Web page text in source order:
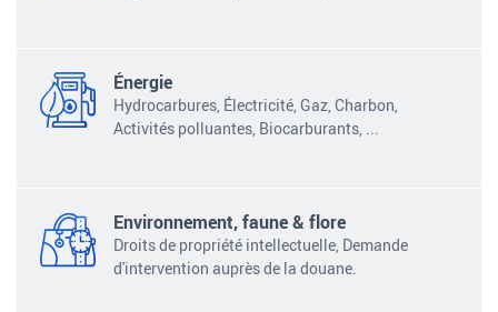
Énergie
Hydrocarbures, Électricité, Gaz, Charbon,
Activités polluantes, Biocarburants,
Environnement, faune & flore
Droits de propriété intellectuelle, Demande
d'intervention auprès de la douane.